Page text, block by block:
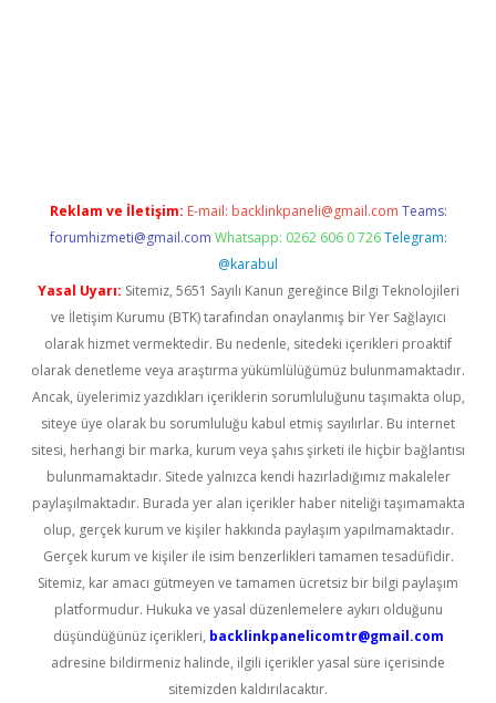
Reklam ve İletişim: E-mail: backlinkpaneli@gmail.com Teams:
forumhizmeti@gmail.com Whatsapp: 0262 606 0 726 Telegram:
@karabul
Yasal Uyarı: Sitemiz, 5651 Sayılı Kanun gereğince Bilgi Teknolojileri
ve İletişim Kurumu (BTK) tarafından onaylanmış bir Yer Sağlayıcı
olarak hizmet vermektedir. Bu nedenle, sitedeki içerikleri proaktif
olarak denetleme veya araştırma yükümlülüğümüz bulunmamaktadır.
Ancak, üyelerimiz yazdıkları içeriklerin sorumluluğunu taşımakta olup,
siteye üye olarak bu sorumluluğu kabul etmiş sayılırlar. Bu internet
sitesi, herhangi bir marka, kurum veya şahıs şirketi ile hiçbir bağlantısı
bulunmamaktadır. Sitede yalnızca kendi hazırladığımız makaleler
paylaşılmaktadır. Burada yer alan içerikler haber niteliği taşımamakta
olup, gerçek kurum ve kişiler hakkında paylaşım yapılmamaktadır.
Gerçek kurum ve kişiler ile isim benzerlikleri tamamen tesadüfidir.
Sitemiz, kar amacı gütmeyen ve tamamen ücretsiz bir bilgi paylaşım
platformudur. Hukuka ve yasal düzenlemelere aykırı olduğunu
düşündüğünüz içerikleri, backlinkpanelicomtr@gmail.com
adresine bildirmeniz halinde, ilgili içerikler yasal süre içerisinde
sitemizden kaldırılacaktır.